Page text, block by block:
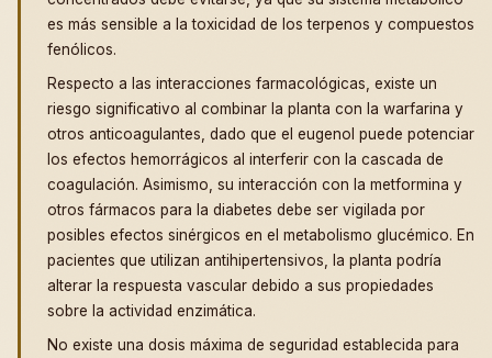
es más sensible a la toxicidad de los terpenos y compuestos
fenólicos.
Respecto a las interacciones farmacológicas, existe un
riesgo significativo al combinar la planta con la warfarina y
otros anticoagulantes, dado que el eugenol puede potenciar
los efectos hemorrágicos al interferir con la cascada de
coagulación. Asimismo, su interacción con la metformina y
otros fármacos para la diabetes debe ser vigilada por
posibles efectos sinérgicos en el metabolismo glucémico. En
pacientes que utilizan antihipertensivos, la planta podría
alterar la respuesta vascular debido a sus propiedades
sobre la actividad enzimática.
No existe una dosis máxima de seguridad establecida para